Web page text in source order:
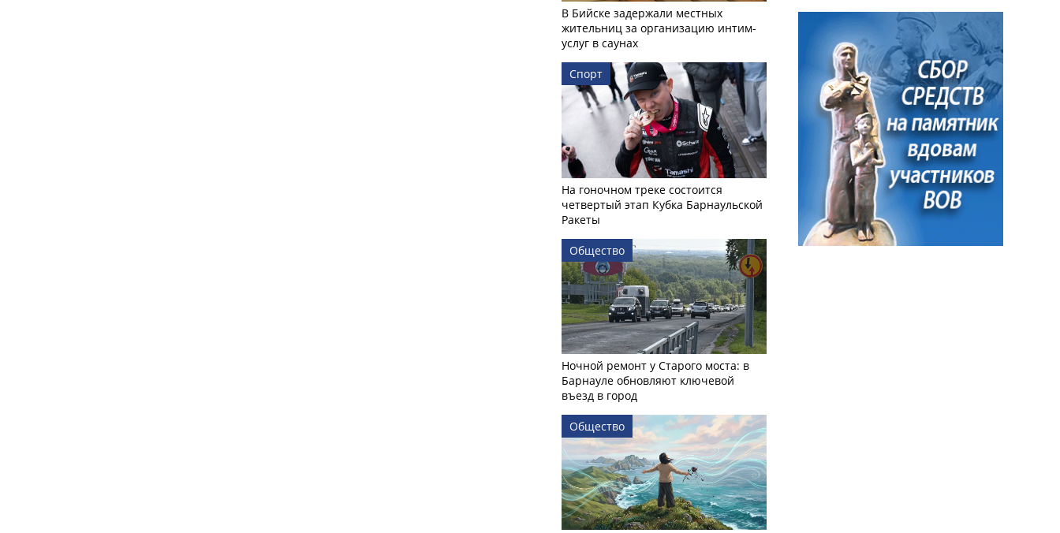
В Бийске задержали местных
жительниц за организацию интим-
услуг в саунах
Спорт
На гоночном треке состоится
четвертый этап Кубка Барнаульской
Ракеты
Общество
Ночной ремонт у Старого моста: в
Барнауле обновляют ключевой
въезд в город
Общество